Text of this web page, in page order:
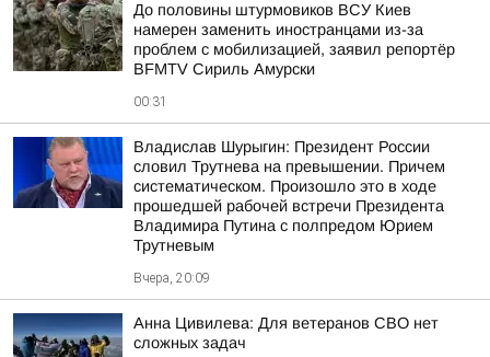
До половины штурмовиков ВСУ Киев
намерен заменить иностранцами из-за
проблем с мобилизацией, заявил репортёр
BFMTV Сириль Амурски
00:31
Владислав Шурыгин: Президент России
словил Трутнева на превышении. Причем
систематическом. Произошло это в ходе
прошедшей рабочей встречи Президента
Владимира Путина с полпредом Юрием
Трутневым
Вчера, 20:09
Анна Цивилева: Для ветеранов СВО нет
сложных задач